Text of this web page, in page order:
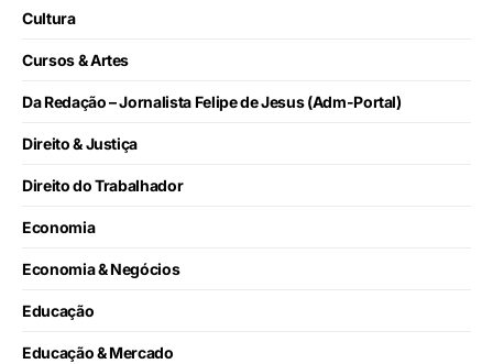
Cultura
Cursos & Artes
Da Redação – Jornalista Felipe de Jesus (Adm-Portal)
Direito & Justiça
Direito do Trabalhador
Economia
Economia & Negócios
Educação
Educação & Mercado